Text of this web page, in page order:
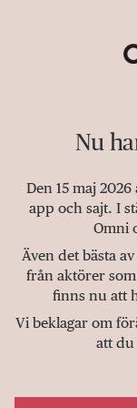
Nu
Den 15 maj
app och sajt. I
Omni
Även det bästa
från aktörer
finns nu att
Vi beklagar om
att du